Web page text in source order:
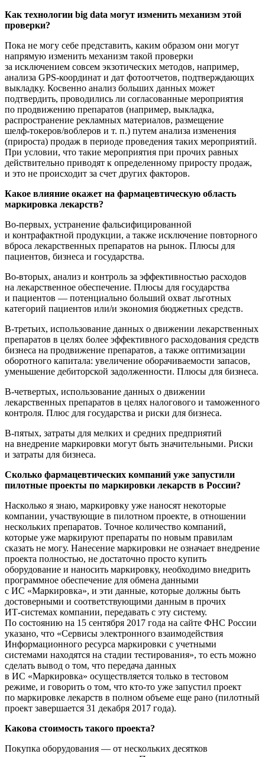
Как технологии big data могут изменить механизм этой
проверки?
Пока не могу себе представить, каким образом они могут
напрямую изменить механизм такой проверки
за исключением совсем экзотических методов, например,
анализа GPS-координат и дат фотоотчетов, подтверждающих
выкладку. Косвенно анализ больших данных может
подтвердить, проводились ли согласованные мероприятия
по продвижению препаратов (например, выкладка,
распространение рекламных материалов, размещение
шелф-токеров/воблеров и т. п.) путем анализа изменения
(прироста) продаж в периоде проведения таких мероприятий.
При условии, что такие мероприятия при прочих равных
действительно приводят к определенному приросту продаж,
и это не происходит за счет других факторов.
Какое влияние окажет на фармацевтическую область
маркировка лекарств?
Во-первых, устранение фальсифицированной
и контрафактной продукции, а также исключение повторного
вброса лекарственных препаратов на рынок. Плюсы для
пациентов, бизнеса и государства.
Во-вторых, анализ и контроль за эффективностью расходов
на лекарственное обеспечение. Плюсы для государства
и пациентов — потенциально больший охват льготных
категорий пациентов или/и экономия бюджетных средств.
В-третьих, использование данных о движении лекарственных
препаратов в целях более эффективного расходования средств
бизнеса на продвижение препаратов, а также оптимизации
оборотного капитала: увеличение оборачиваемости запасов,
уменьшение дебиторской задолженности. Плюсы для бизнеса.
В-четвертых, использование данных о движении
лекарственных препаратов в целях налогового и таможенного
контроля. Плюс для государства и риски для бизнеса.
В-пятых, затраты для мелких и средних предприятий
на внедрение маркировки могут быть значительными. Риски
и затраты для бизнеса.
Сколько фармацевтических компаний уже запустили
пилотные проекты по маркировки лекарств в России?
Насколько я знаю, маркировку уже наносят некоторые
компании, участвующие в пилотном проекте, в отношении
нескольких препаратов. Точное количество компаний,
которые уже маркируют препараты по новым правилам
сказать не могу. Нанесение маркировки не означает внедрение
проекта полностью, не достаточно просто купить
оборудование и наносить маркировку, необходимо внедрить
программное обеспечение для обмена данными
с ИС «Маркировка», и эти данные, которые должны быть
достоверными и соответствующими данным в прочих
ИТ-системах компании, передавать с эту систему.
По состоянию на 15 сентября 2017 года на сайте ФНС России
указано, что «Сервисы электронного взаимодействия
Информационного ресурса маркировки с учетными
системами находятся на стадии тестирования», то есть можно
сделать вывод о том, что передача данных
в ИС «Маркировка» осуществляется только в тестовом
режиме, и говорить о том, что кто-то уже запустил проект
по маркировке лекарств в полном объеме еще рано (пилотный
проект завершается 31 декабря 2017 года).
Какова стоимость такого проекта?
Покупка оборудования — от нескольких десятков